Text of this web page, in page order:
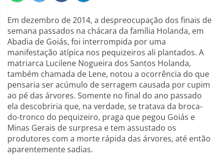
Em dezembro de 2014, a despreocupação dos finais de
semana passados na chácara da família Holanda, em
Abadia de Goiás, foi interrompida por uma
manifestação atípica nos pequizeiros ali plantados. A
matriarca Lucilene Nogueira dos Santos Holanda,
também chamada de Lene, notou a ocorrência do que
pensaria ser acúmulo de serragem causada por cupim
ao pé das árvores. Somente no final do ano passado
ela descobriria que, na verdade, se tratava da broca-
do-tronco do pequizeiro, praga que pegou Goiás e
Minas Gerais de surpresa e tem assustado os
produtores com a morte rápida das árvores, até então
aparentemente sadias.